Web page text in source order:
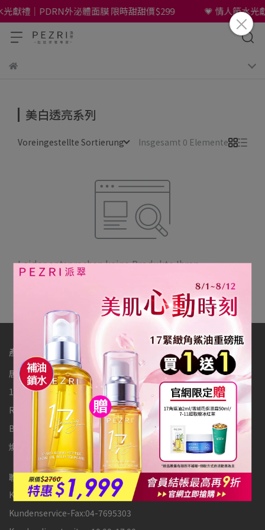
獻禮｜PDRN外泌體面膜 限時甜甜價$299 💗 情人節水光
美白透亮系列
Voreingestellte Sortierung Insgesamt 0 Elemente
Leider entsprechen keine Produkte Ihren
Filterkriterien.
Bitte geben Sie den Filter erneut ein
產品系列
居家院線級保養-PDRN系列
居家院線級保養-外泌體抗皺系列
17胜肽PRO+系列
雪絨花亮采保濕系列
RADIQUEEN準女王 系列 17胜肽緊緻系列 21胜肽系列
B5修護系列 4D玻尿酸系列
365+舒顏柔護系列
煥顏淨透調理系列
控油淨脂平衡系列 活酵面膜系列 防曬系列
聯絡資訊
Kundenservice-Hotline:04-7692330
Kundenservice-Fax:04-7695303